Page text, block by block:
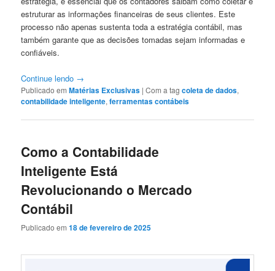
estruturar as informações financeiras de seus clientes. Este
processo não apenas sustenta toda a estratégia contábil, mas
também garante que as decisões tomadas sejam informadas e
confiáveis.
Continue lendo →
Publicado em Matérias Exclusivas |Com a tagcoleta de dados,
contabilidade inteligente,ferramentas contábeis
Como a Contabilidade
Inteligente Está
Revolucionando o Mercado
Contábil
Publicado em18 de fevereiro de 2025